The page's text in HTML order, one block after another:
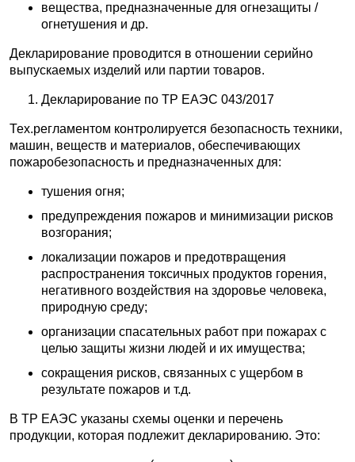
вещества, предназначенные для огнезащиты /
огнетушения и др.
Декларирование проводится в отношении серийно
выпускаемых изделий или партии товаров.
Декларирование по ТР ЕАЭС 043/2017
Тех.регламентом контролируется безопасность техники,
машин, веществ и материалов, обеспечивающих
пожаробезопасность и предназначенных для:
тушения огня;
предупреждения пожаров и минимизации рисков
возгорания;
локализации пожаров и предотвращения
распространения токсичных продуктов горения,
негативного воздействия на здоровье человека,
природную среду;
организации спасательных работ при пожарах с
целью защиты жизни людей и их имущества;
сокращения рисков, связанных с ущербом в
результате пожаров и т.д.
В ТР ЕАЭС указаны схемы оценки и перечень
продукции, которая подлежит декларированию. Это: